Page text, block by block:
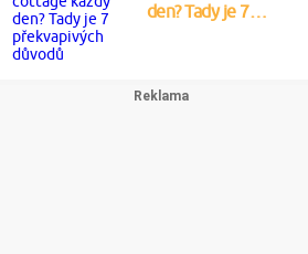
den? Tady je 7…